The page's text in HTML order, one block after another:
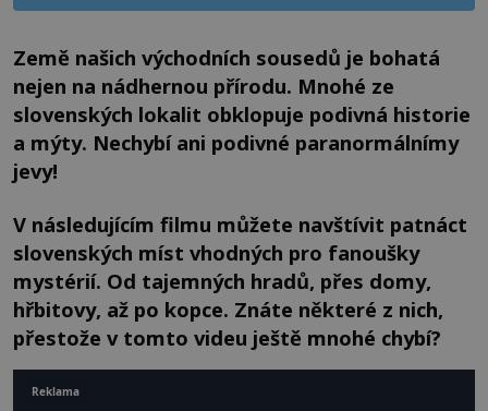
Země našich východních sousedů je bohatá
nejen na nádhernou přírodu. Mnohé ze
slovenských lokalit obklopuje podivná historie
a mýty. Nechybí ani podivné paranormálnímy
jevy!
V následujícím filmu můžete navštívit patnáct
slovenských míst vhodných pro fanoušky
mystérií. Od tajemných hradů, přes domy,
hřbitovy, až po kopce. Znáte některé z nich,
přestože v tomto videu ještě mnohé chybí?
Reklama